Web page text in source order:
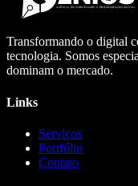
Transformando o digital
tecnologia. Somos
dominam o mercado.
Links
Serviços
Portfólio
Contato